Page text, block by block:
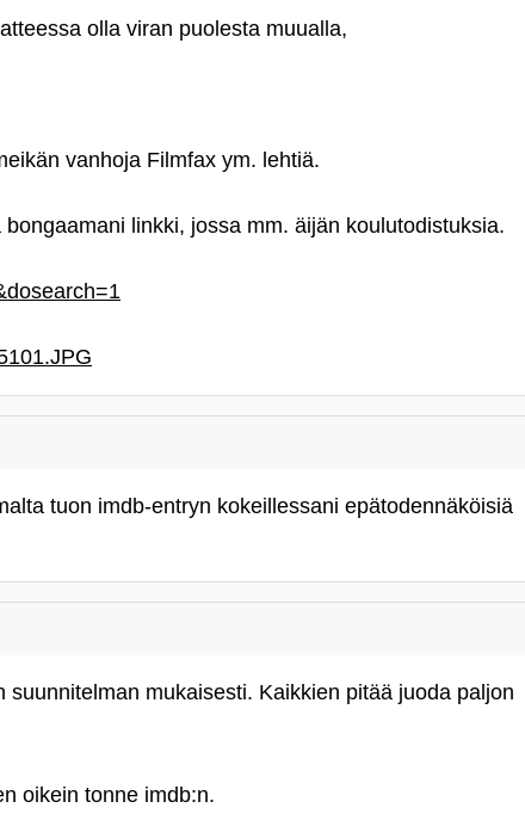
olla viran puolesta muualla,
vanhoja Filmfax ym. lehtiä.
linkki, jossa mm. äijän koulutodistuksia.
tuon imdb-entryn kokeillessani epätodennäköisiä
mukaisesti. Kaikkien pitää juoda paljon
oikein tonne imdb:n.